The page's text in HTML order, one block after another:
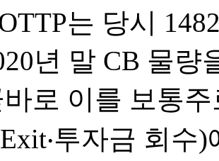
는 당시
년 말 CB 물량
로 이를 보통
투자금 회수